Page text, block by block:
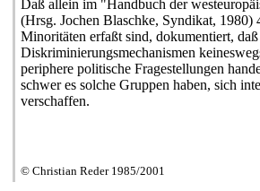
Daß allein im "Handbuch der
(Hrsg. Jochen Blaschke, Syndikat, 1980)
Minoritäten erfaßt sind, dokumentiert,
Diskriminierungsmechanismen
periphere politische Fragestellungen
schwer es solche Gruppen haben, sich
verschaffen.
© Christian Reder 1985/2001